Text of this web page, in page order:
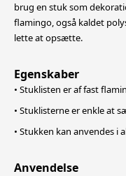
brug en stuk som
flamingo, også kaldet
lette at opsætte.
Egenskaber
• Stuklisten er af fast
• Stuklisterne er enkle at
• Stukken kan anvendes i
Anvendelse